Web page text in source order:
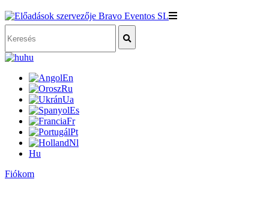
hu
En
Ru
Ua
Es
Fr
Pt
Nl
Hu
Fiókom